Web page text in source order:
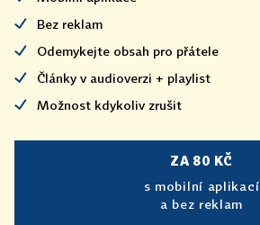
Bez reklam
Odemykejte obsah pro přátele
Články v audioverzi + playlist
Možnost kdykoliv zrušit
ZA 80 KČ
s mobilní aplikací
a bez reklam